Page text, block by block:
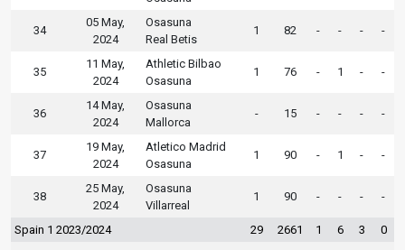
34
05 May,
2024
Osasuna
Real Betis
1 82 - - - -
35
11 May,
2024
Athletic Bilbao
Osasuna
1 76 - 1 - -
36
14 May,
2024
Osasuna
Mallorca
- 15 - - - -
37
19 May,
2024
Atletico Madrid
Osasuna
1 90 - 1 - -
38
25 May,
2024
Osasuna
Villarreal
1 90 - - - -
Spain 1 2023/2024 29 2661 1 6 3
0